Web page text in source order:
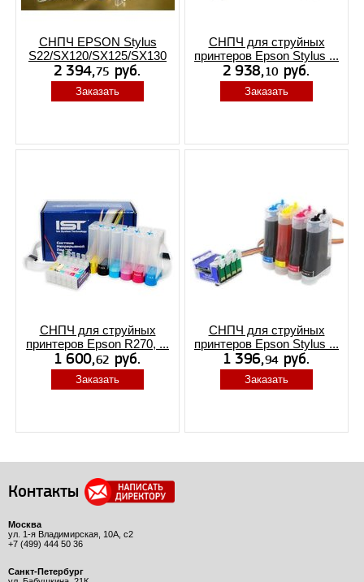
СНПЧ EPSON Stylus
S22/SX120/SX125/SX130
Заказать
СНПЧ для струйных
принтеров Epson Stylus ...
Заказать
СНПЧ для струйных
принтеров Epson R270, ...
Заказать
СНПЧ для струйных
принтеров Epson Stylus ...
Заказать
Контакты
Москва
ул. 1-я Владимирская, 10А, с2
+7 (499) 444 50 36
Санкт-Петербург